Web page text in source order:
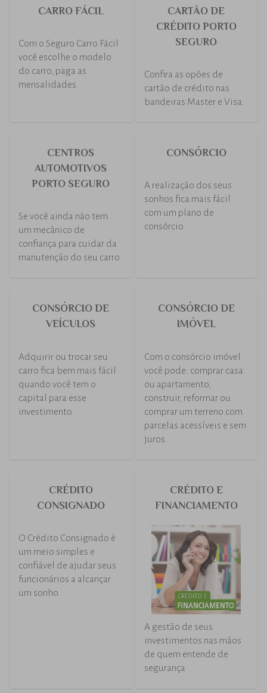
CARRO FÁCIL
Com o Seguro Carro Fácil
você escolhe o modelo
do carro, paga as
mensalidades.
CARTÃO DE
CRÉDITO PORTO
SEGURO
Confira as opões de
cartão de crédito nas
bandeiras Master e Visa.
CENTROS
AUTOMOTIVOS
PORTO SEGURO
Se você ainda não tem
um mecânico de
confiança para cuidar da
manutenção do seu carro.
CONSÓRCIO
A realização dos seus
sonhos fica mais fácil
com um plano de
consórcio
CONSÓRCIO DE
VEÍCULOS
Adquirir ou trocar seu
carro fica bem mais fácil
quando você tem o
capital para esse
investimento.
CONSÓRCIO DE
IMÓVEL
Com o consórcio imóvel
você pode: comprar casa
ou apartamento,
construir, reformar ou
comprar um terreno com
parcelas acessíveis e sem
juros.
CRÉDITO
CONSIGNADO
O Crédito Consignado é
um meio simples e
confiável de ajudar seus
funcionários a alcançar
um sonho.
CRÉDITO E
FINANCIAMENTO
A gestão de seus
investimentos nas mãos
de quem entende de
segurança